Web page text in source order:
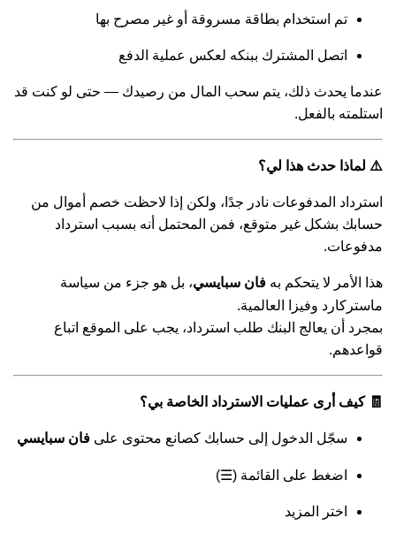
تم استخدام بطاقة مسروقة أو غير مصرح بها
اتصل المشترك ببنكه لعكس عملية الدفع
عندما يحدث ذلك، يتم سحب المال من رصيدك — حتى لو كنت قد
استلمته بالفعل.
⚠️ لماذا حدث هذا لي؟
استرداد المدفوعات نادر جدًا، ولكن إذا لاحظت خصم أموال من
حسابك بشكل غير متوقع، فمن المحتمل أنه بسبب استرداد
مدفوعات.
هذا الأمر لا يتحكم به فان سبايسي، بل هو جزء من سياسة
ماستركارد وفيزا العالمية.
بمجرد أن يعالج البنك طلب استرداد، يجب على الموقع اتباع
قواعدهم.
🧾 كيف أرى عمليات الاسترداد الخاصة بي؟
سجّل الدخول إلى حسابك كصانع محتوى على فان سبايسي
اضغط على القائمة (☰)
اختر المزيد